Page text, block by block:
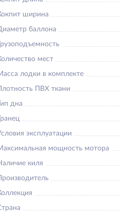
ширина
баллона
Грузоподъемность
мест
лодки в комплекте
Плотность ПВХ ткани
Тип дна
Транец
эксплуатации
мощность мотора
киля
Производитель